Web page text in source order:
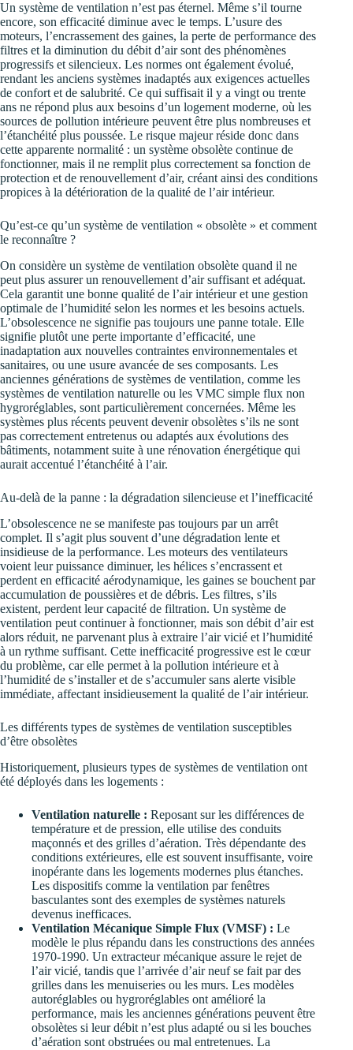
Un système de ventilation n’est pas éternel. Même s’il tourne
encore, son efficacité diminue avec le temps. L’usure des
moteurs, l’encrassement des gaines, la perte de performance des
filtres et la diminution du débit d’air sont des phénomènes
progressifs et silencieux. Les normes ont également évolué,
rendant les anciens systèmes inadaptés aux exigences actuelles
de confort et de salubrité. Ce qui suffisait il y a vingt ou trente
ans ne répond plus aux besoins d’un logement moderne, où les
sources de pollution intérieure peuvent être plus nombreuses et
l’étanchéité plus poussée. Le risque majeur réside donc dans
cette apparente normalité : un système obsolète continue de
fonctionner, mais il ne remplit plus correctement sa fonction de
protection et de renouvellement d’air, créant ainsi des conditions
propices à la détérioration de la qualité de l’air intérieur.
Qu’est-ce qu’un système de ventilation « obsolète » et comment
le reconnaître ?
On considère un système de ventilation obsolète quand il ne
peut plus assurer un renouvellement d’air suffisant et adéquat.
Cela garantit une bonne qualité de l’air intérieur et une gestion
optimale de l’humidité selon les normes et les besoins actuels.
L’obsolescence ne signifie pas toujours une panne totale. Elle
signifie plutôt une perte importante d’efficacité, une
inadaptation aux nouvelles contraintes environnementales et
sanitaires, ou une usure avancée de ses composants. Les
anciennes générations de systèmes de ventilation, comme les
systèmes de ventilation naturelle ou les VMC simple flux non
hygroréglables, sont particulièrement concernées. Même les
systèmes plus récents peuvent devenir obsolètes s’ils ne sont
pas correctement entretenus ou adaptés aux évolutions des
bâtiments, notamment suite à une rénovation énergétique qui
aurait accentué l’étanchéité à l’air.
Au-delà de la panne : la dégradation silencieuse et l’inefficacité
L’obsolescence ne se manifeste pas toujours par un arrêt
complet. Il s’agit plus souvent d’une dégradation lente et
insidieuse de la performance. Les moteurs des ventilateurs
voient leur puissance diminuer, les hélices s’encrassent et
perdent en efficacité aérodynamique, les gaines se bouchent par
accumulation de poussières et de débris. Les filtres, s’ils
existent, perdent leur capacité de filtration. Un système de
ventilation peut continuer à fonctionner, mais son débit d’air est
alors réduit, ne parvenant plus à extraire l’air vicié et l’humidité
à un rythme suffisant. Cette inefficacité progressive est le cœur
du problème, car elle permet à la pollution intérieure et à
l’humidité de s’installer et de s’accumuler sans alerte visible
immédiate, affectant insidieusement la qualité de l’air intérieur.
Les différents types de systèmes de ventilation susceptibles
d’être obsolètes
Historiquement, plusieurs types de systèmes de ventilation ont
été déployés dans les logements :
Ventilation naturelle : Reposant sur les différences de
température et de pression, elle utilise des conduits
maçonnés et des grilles d’aération. Très dépendante des
conditions extérieures, elle est souvent insuffisante, voire
inopérante dans les logements modernes plus étanches.
Les dispositifs comme la ventilation par fenêtres
basculantes sont des exemples de systèmes naturels
devenus inefficaces.
Ventilation Mécanique Simple Flux (VMSF) : Le
modèle le plus répandu dans les constructions des années
1970-1990. Un extracteur mécanique assure le rejet de
l’air vicié, tandis que l’arrivée d’air neuf se fait par des
grilles dans les menuiseries ou les murs. Les modèles
autoréglables ou hygroréglables ont amélioré la
performance, mais les anciennes générations peuvent être
obsolètes si leur débit n’est plus adapté ou si les bouches
d’aération sont obstruées ou mal entretenues. La